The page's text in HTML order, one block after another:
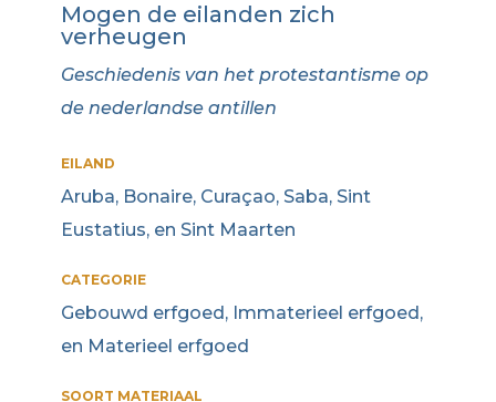
Mogen de eilanden zich
verheugen
Geschiedenis van het protestantisme op
de nederlandse antillen
EILAND
Aruba, Bonaire, Curaçao, Saba, Sint
Eustatius, en Sint Maarten
CATEGORIE
Gebouwd erfgoed, Immaterieel erfgoed,
en Materieel erfgoed
SOORT MATERIAAL